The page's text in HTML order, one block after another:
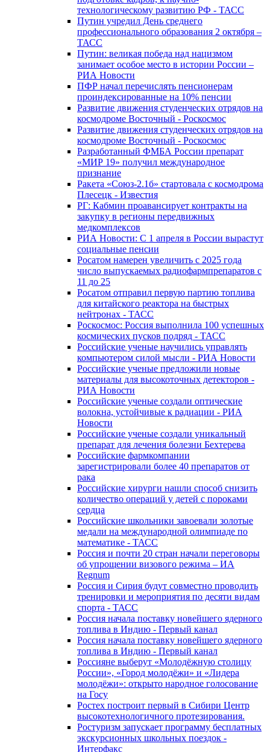
технологическому развитию РФ - ТАСС
Путин учредил День среднего
профессионального образования 2 октября –
ТАСС
Путин: великая победа над нацизмом
занимает особое место в истории России –
РИА Новости
ПФР начал перечислять пенсионерам
проиндексированные на 10% пенсии
Развитие движения студенческих отрядов на
космодроме Восточный - Роскосмос
Развитие движения студенческих отрядов на
космодроме Восточный - Роскосмос
Разработанный ФМБА России препарат
«МИР 19» получил международное
признание
Ракета «Союз-2.1б» стартовала с космодрома
Плесецк - Известия
РГ: Кабмин проавансирует контракты на
закупку в регионы передвижных
медкомплексов
РИА Новости: С 1 апреля в России вырастут
социальные пенсии
Росатом намерен увеличить с 2025 года
число выпускаемых радиофармпрепаратов с
11 до 25
Росатом отправил первую партию топлива
для китайского реактора на быстрых
нейтронах - ТАСС
Роскосмос: Россия выполнила 100 успешных
космических пусков подряд - ТАСС
Российские ученые научились управлять
компьютером силой мысли - РИА Новости
Российские ученые предложили новые
материалы для высокоточных детекторов -
РИА Новости
Российские ученые создали оптические
волокна, устойчивые к радиации - РИА
Новости
Российские ученые создали уникальный
препарат для лечения болезни Бехтерева
Российские фармкомпании
зарегистрировали более 40 препаратов от
рака
Российские хирурги нашли способ снизить
количество операций у детей с пороками
сердца
Российские школьники завоевали золотые
медали на международной олимпиаде по
математике - ТАСС
Россия и почти 20 стран начали переговоры
об упрощении визового режима – ИА
Regnum
Россия и Сирия будут совместно проводить
тренировки и мероприятия по десяти видам
спорта - ТАСС
Россия начала поставку новейшего ядерного
топлива в Индию - Первый канал
Россия начала поставку новейшего ядерного
топлива в Индию - Первый канал
Россияне выберут «Молодёжную столицу
России», «Город молодёжи» и «Лидера
молодёжи»: открыто народное голосование
на Госу
Ростех построит первый в Сибири Центр
высокотехнологичного протезирования.
Ростуризм запускает программу бесплатных
экскурсионных школьных поездок -
Интерфакс